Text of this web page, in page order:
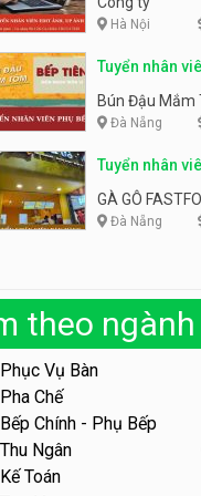
Hà Nội
Tuyển nhân
Tôm – Bếp
Bún Đậu Mắm
Đà Nẵng
Tuyển nhân
GÀ GÔ
Đà Nẵng
theo
Phục Vụ Bàn
Pha Chế
Bếp Chính - Phụ Bếp
Thu Ngân
Kế Toán